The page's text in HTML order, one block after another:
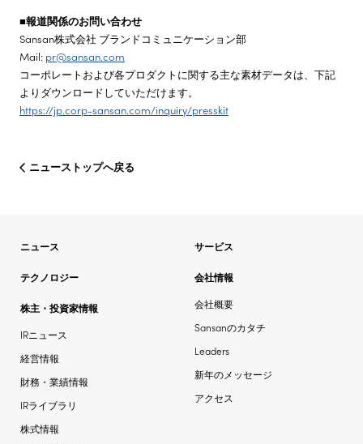
■報道関係のお問い合わせ
Sansan株式会社 ブランドコミュニケーション部
Mail: pr@sansan.com
コーポレートおよび各プロダクトに関する主な素材データは、下記
よりダウンロードしていただけます。
https://jp.corp-sansan.com/inquiry/presskit
ニューストップへ戻る
ニュース サービス
テクノロジー
会社情報
会社概要
Sansanのカタチ
Leaders
新年のメッセージ
アクセス
株主・投資家情報
IRニュース
経営情報
財務・業績情報
IRライブラリ
株式情報